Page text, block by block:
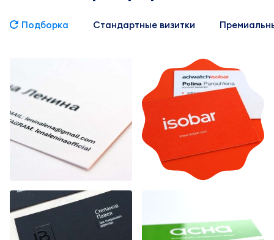
Подборка Стандартные визитки